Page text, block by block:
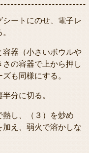
ートにのせ、電子レ
器（小さいボウルや
の容器で上から押し
も同様にする。
分に切る。
し、（３）を炒め
え、弱火で溶かしな